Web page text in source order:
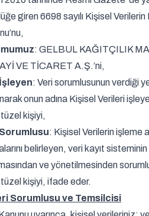
giren 6698 sayılı Kişisel Verilerin
: GELBUL KAĞITÇILIK
VE TİCARET A.Ş.’ni,
: Veri sorumlusunun verdiği
onun adına Kişisel Verileri
kişiyi,
: Kişisel Verilerin işleme
belirleyen, veri kayıt sisteminin
ve yönetilmesinden
kişiyi, ifade eder.
Sorumlusu ve Temsilcisi